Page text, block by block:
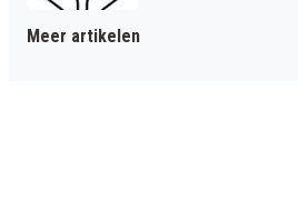
Meer artikelen